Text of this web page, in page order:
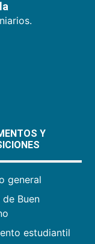
Y
general
Buen
estudiantil